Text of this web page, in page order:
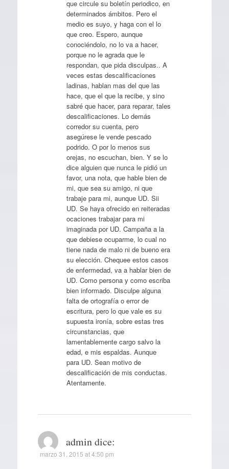
que circule su boletín periodico, en
determinados ámbitos. Pero el
medio es suyo, y haga con el lo
que creo. Espero, aunque
conociéndolo, no lo va a hacer,
porque no le agrada que le
respondan, que pida disculpas.. A
veces estas descalificaciones
ladinas, hablan mas del que las
hace, que el que la recibe, y sino
sabré que hacer, para reparar, tales
descalificaciones. Lo demás
corredor su cuenta, pero
asegúrese le vende pescado
podrido. O por lo menos sus
orejas, no escuchan, bien. Y se lo
dice alguien que nunca le pidió un
favor, una nota, que hable bien de
mi, que sea su amigo, ni que
trabaje para mi, aunque UD. Sii
UD. Se haya ofrecido en reiteradas
ocaciones trabajar para mi
imaginada por UD. Campaña a la
que debiese ocuparme, lo cual no
tiene nada de malo ni de bueno era
su elección. Chequee estos casos
de enfermedad, va a hablar bien de
UD. Como persona y como escriba
bien informado. Disculpe alguna
falta de ortografía o error de
escritura, pero lo que vale es su
supuesta ironía, sobre estas tres
circunstancias, que
lamentablemente cargo salvo la
edad, e mis espaldas. Aunque
para UD. Sean motivo de
descalificación de mis conductas.
Atentamente.
admin dice:
marzo 31, 2015 at 4:50 pm